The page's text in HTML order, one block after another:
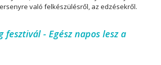
való felkészülésről, az edzésekről.
- Egész napos lesz a